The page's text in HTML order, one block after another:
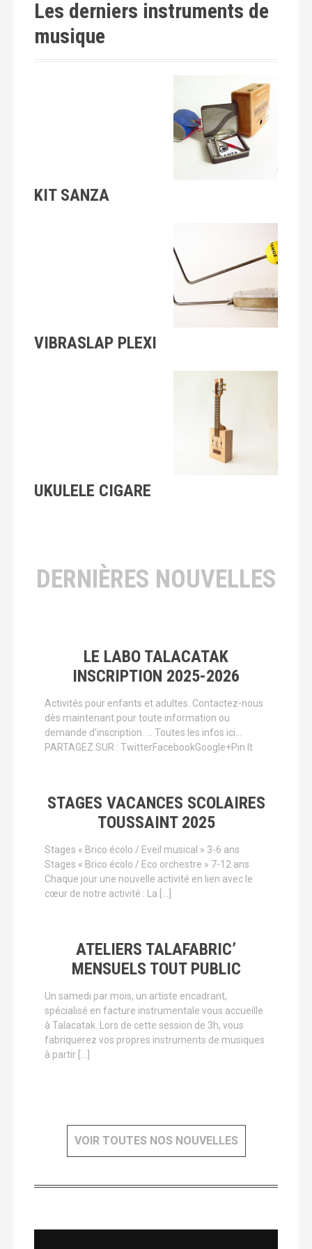
Les derniers instruments de
musique
KIT SANZA
VIBRASLAP PLEXI
UKULELE CIGARE
DERNIÈRES NOUVELLES
LE LABO TALACATAK
INSCRIPTION 2025-2026
Activités pour enfants et adultes. Contactez-nous
dès maintenant pour toute information ou
demande d’inscription. … Toutes les infos ici…
PARTAGEZ SUR : TwitterFacebookGoogle+Pin It
STAGES VACANCES SCOLAIRES
TOUSSAINT 2025
Stages « Brico écolo / Eveil musical » 3-6 ans
Stages « Brico écolo / Eco orchestre » 7-12 ans
Chaque jour une nouvelle activité en lien avec le
cœur de notre activité : La […]
ATELIERS TALAFABRIC’
MENSUELS TOUT PUBLIC
Un samedi par mois, un artiste encadrant,
spécialisé en facture instrumentale vous accueille
à Talacatak. Lors de cette session de 3h, vous
fabriquerez vos propres instruments de musiques
à partir […]
VOIR TOUTES NOS NOUVELLES